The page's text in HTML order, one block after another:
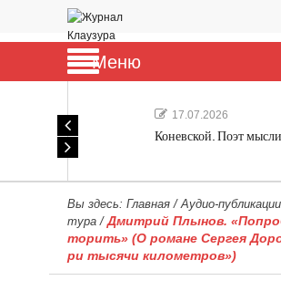
Меню
17.07.2026
Коневской. Поэт мысли
Вы здесь: Главная /Аудио-публикации
тура /Дмитрий Плынов.
торить» (О романе Сергея
ри тысячи километров»)